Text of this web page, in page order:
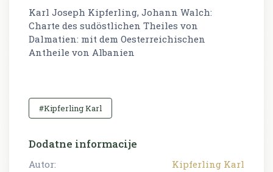
Karl Joseph Kipferling, Johann Walch:
Charte des sudöstlichen Theiles von
Dalmatien: mit dem Oesterreichischen
Antheile von Albanien
#Kipferling Karl
Dodatne informacije
Autor:
Kipferling Karl